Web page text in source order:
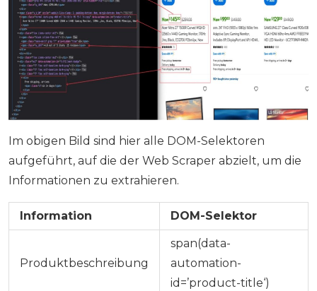
Im obigen Bild sind hier alle DOM-Selektoren
aufgeführt, auf die der Web Scraper abzielt, um die
Informationen zu extrahieren.
Information DOM-Selektor
Produktbeschreibung
span(data-
automation-
id=’product-title‘)